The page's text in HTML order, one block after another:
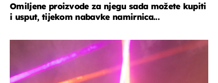
Omiljene proizvode za njegu sada možete kupiti
i usput, tijekom nabavke namirnica...